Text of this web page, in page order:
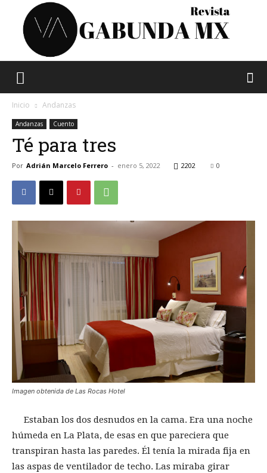
Inicio Andanzas
Andanzas Cuento
Té para tres
Por Adrián Marcelo Ferrero - enero 5, 2022 2202 0
Imagen obtenida de Las Rocas Hotel
Estaban los dos desnudos en la cama. Era una noche
húmeda en La Plata, de esas en que pareciera que
transpiran hasta las paredes. Él tenía la mirada fija en
las aspas de ventilador de techo. Las miraba girar